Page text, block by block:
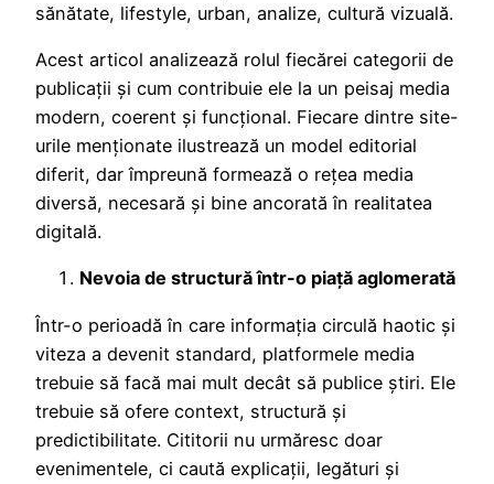
sănătate, lifestyle, urban, analize, cultură vizuală.
Acest articol analizează rolul fiecărei categorii de
publicații și cum contribuie ele la un peisaj media
modern, coerent și funcțional. Fiecare dintre site-
urile menționate ilustrează un model editorial
diferit, dar împreună formează o rețea media
diversă, necesară și bine ancorată în realitatea
digitală.
Nevoia de structură într-o piață aglomerată
Într-o perioadă în care informația circulă haotic și
viteza a devenit standard, platformele media
trebuie să facă mai mult decât să publice știri. Ele
trebuie să ofere context, structură și
predictibilitate. Cititorii nu urmăresc doar
evenimentele, ci caută explicații, legături și